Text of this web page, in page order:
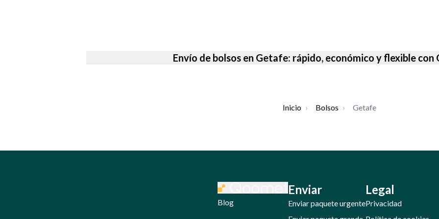
Envío de bolsos en Getafe: rápido, económico y flexible con
Inicio › Bolsos › Getafe
Blog
Enviar
Enviar paquete urgente
Legal
Privacidad